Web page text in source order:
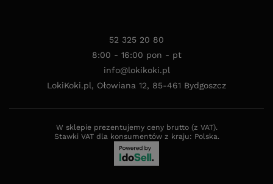
info@lokikoki.pl
,Ołowiana 12 ,85-461Bydgoszcz